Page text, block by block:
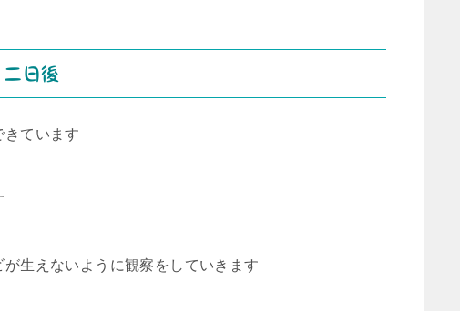
二日後
ています
生えないように観察をしていきます